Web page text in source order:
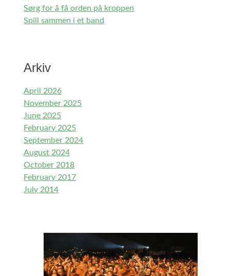
Sørg for å få orden på kroppen
Spill sammen i et band
Arkiv
April 2026
November 2025
June 2025
February 2025
September 2024
August 2024
October 2018
February 2017
July 2014